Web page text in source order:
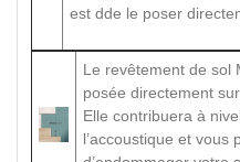
est dde le poser
Le revêtement de sol
posée directement
Elle contribuera à
l’accoustique et vous